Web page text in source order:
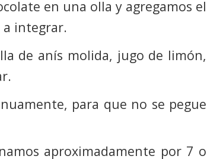
en una olla y agregamos el
a integrar.
de anís molida, jugo de limón,
para que no se pegue
aproximadamente por 7 o